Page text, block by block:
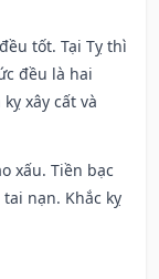
tốt. Tại Tỵ thì
đều là hai
xây cất và
xấu. Tiền bạc
nạn. Khắc kỵ